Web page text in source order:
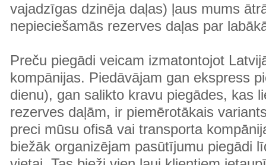
vajadzīgas dzinēja daļas) ļaus mums
nepieciešamās rezerves daļas par
Preču piegādi veicam izmatontojot
kompānijas. Piedāvājam gan ekspress
dienu), gan salikto kravu piegādes, kas
rezerves daļām, ir piemērotākais
preci mūsu ofisā vai transporta
biežāk organizējam pasūtījumu piegādi